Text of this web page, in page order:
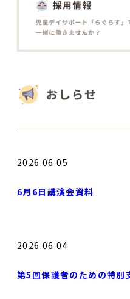
2026.06.05
6月6日講演会資料
2026.06.04
第5回保護者のための特別